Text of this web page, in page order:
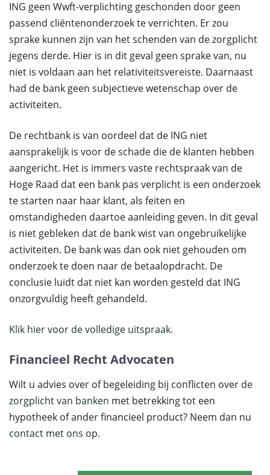
ING geen Wwft-verplichting geschonden door geen
passend cliëntenonderzoek te verrichten. Er zou
sprake kunnen zijn van het schenden van de zorgplicht
jegens derde. Hier is in dit geval geen sprake van, nu
niet is voldaan aan het relativiteitsvereiste. Daarnaast
had de bank geen subjectieve wetenschap over de
activiteiten.
De rechtbank is van oordeel dat de ING niet
aansprakelijk is voor de schade die de klanten hebben
aangericht. Het is immers vaste rechtspraak van de
Hoge Raad dat een bank pas verplicht is een onderzoek
te starten naar haar klant, als feiten en
omstandigheden daartoe aanleiding geven. In dit geval
is niet gebleken dat de bank wist van ongebruikelijke
activiteiten. De bank was dan ook niet gehouden om
onderzoek te doen naar de betaalopdracht. De
conclusie luidt dat niet kan worden gesteld dat ING
onzorgvuldig heeft gehandeld.
Klik hier voor de volledige uitspraak.
Financieel Recht Advocaten
Wilt u advies over of begeleiding bij conflicten over de
zorgplicht van banken met betrekking tot een
hypotheek of ander financieel product? Neem dan nu
contact met ons op.